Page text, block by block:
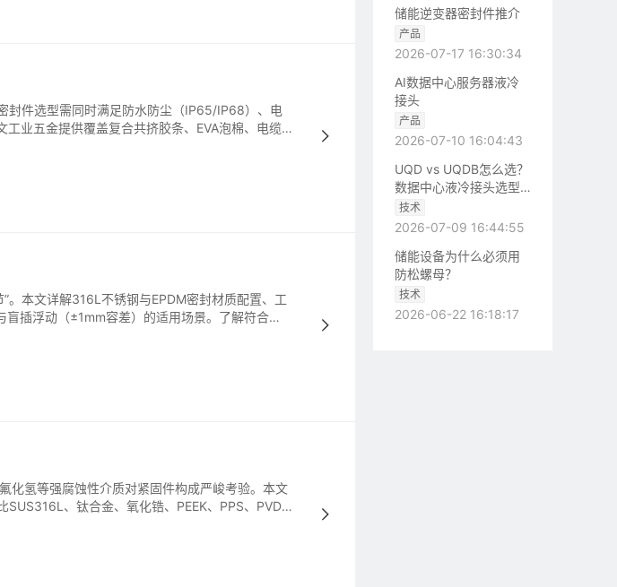
封件选型需同时满足防水防尘（IP65/IP68）、电
业五金提供覆盖复合共挤胶条、EVA泡棉、电缆
。本文详解316L不锈钢与EPDM密封材质配置、工
插浮动（±1mm容差）的适用场景。了解符合
化氢等强腐蚀性介质对紧固件构成严峻考验。本文
、钛合金、氧化锆、PEEK、PPS、PVDF
储能逆变器密封件推介
产品
2026-07-17 16:30:34
AI数据中心服务器液冷
接头
产品
2026-07-10 16:04:43
UQD vs UQDB怎么选？
数据中心液冷接头选型
（含OCP标准对比）
技术
2026-07-09 16:44:55
储能设备为什么必须用
防松螺母？
技术
2026-06-22 16:18:17